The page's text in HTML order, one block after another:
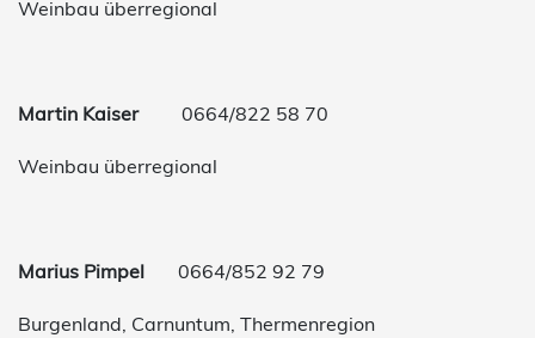
Weinbau überregional
Martin Kaiser 0664/822 58 70
Weinbau überregional
Marius Pimpel 0664/852 92 79
Burgenland, Carnuntum, Thermenregion